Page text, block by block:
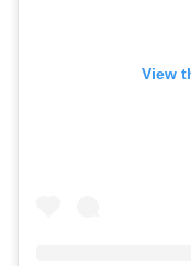
View